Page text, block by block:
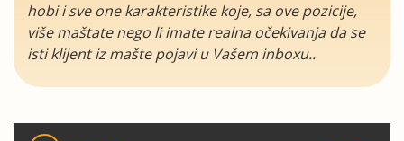
hobi i sve one karakteristike koje, sa ove pozicije,
više maštate nego li imate realna očekivanja da se
isti klijent iz mašte pojavi u Vašem inboxu..